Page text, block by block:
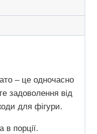
– це одночасно
задоволення від
для фігури.
в порції.